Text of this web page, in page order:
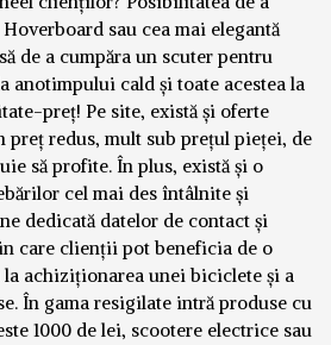
sau cea mai elegantă
de a cumpăra un scuter pentru
anotimpului cald și toate acestea la
preț! Pe site, există și oferte
preț redus, mult sub prețul pieței, de
să profite. În plus, există și o
cel mai des întâlnite și
dedicată datelor de contact și
care clienții pot beneficia de o
la achiziționarea unei biciclete și a
În gama resigilate intră produse cu
1000 de lei, scootere electrice sau